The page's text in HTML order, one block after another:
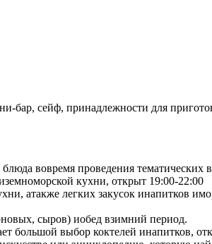
бар, сейф, принадлежности для
вовремя проведения тематических
кухни, открыт 19:00-22:00
атакже легких закусок инапитков
сыров) иобед взимний период.
большой выбор коктелей инапитков,